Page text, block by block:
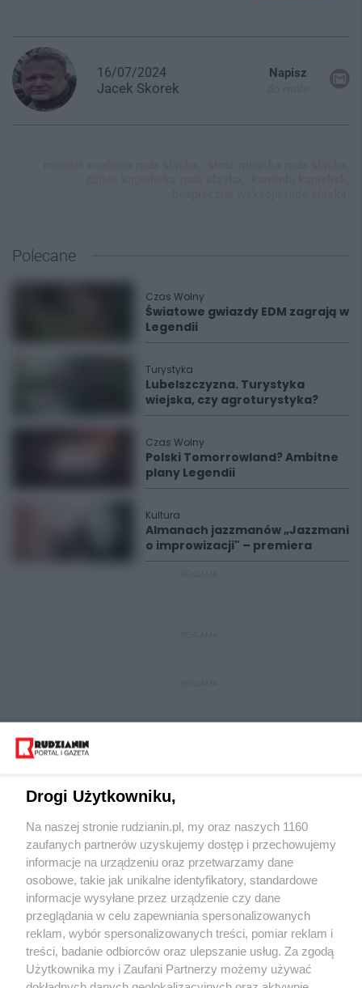
16/07/2024
Jacek Skorek
Napisz
Polecane
Czas Wolny
Światowe gwiazdy EDM zagrają w
Legendii
Turystyka
Lubelszczyzna. Turystyka
wiejska, czy agroturystyka?
Czas Wolny
Polski Tomorrowland? Ambitne
plany Legendii
Kultura
Almanach jazzmanów „Jazzmani
o improwizacji" – premiera
Wydawca mediów lokalnych
Nie zapomnij
zapoznać się z:
polityką prywatności regulamin korzystania z portali
Twojemiasto Skontakuj sięz nami
Drogi Użytkowniku,
Na naszej stronie rudzianin.pl, my oraz naszych 1160
zaufanych partnerów uzyskujemy dostęp i przechowujemy
informacje na urządzeniu oraz przetwarzamy dane
osobowe, takie jak unikalne identyfikatory, standardowe
informacje wysyłane przez urządzenie czy dane
przeglądania w celu zapewniania spersonalizowanych
reklam, wybór spersonalizowanych treści, pomiar reklam i
treści, badanie odbiorców oraz ulepszanie usług. Za zgodą
Użytkownika my i Zaufani Partnerzy możemy używać